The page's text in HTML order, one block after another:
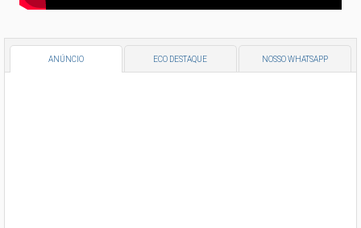
ANÚNCIO ECO DESTAQUE NOSSO WHATSAPP